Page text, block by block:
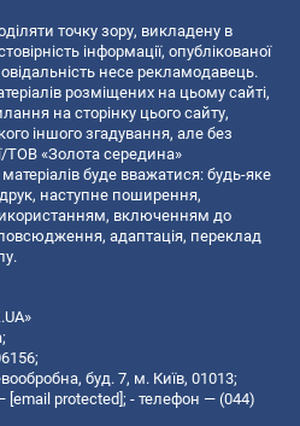
точку зору, викладену в
інформації, опублікованої
несе рекламодавець.
розміщених на цьому сайті,
на сторінку цього сайту,
іншого згадування, але без
ТОВ «Золота середина»
буде вважатися: будь-яке
наступне поширення,
включенням до
адаптація, переклад
буд. 7, м. Київ, 01013;
[email protected]; - телефон — (044)